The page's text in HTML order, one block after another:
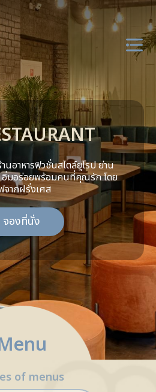
อาหารฟิวชั่นสไตล์ยุโรป ย่าน
อิ่มอร่อยพร้อมคนที่คุณรัก โดย
จากฝรั่งเศส
จองที่นั่ง
of menus
us
us
OA only